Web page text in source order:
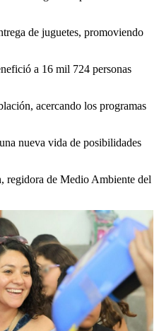
de juguetes, promoviendo
a 16 mil 724 personas
acercando los programas
nueva vida de posibilidades
regidora de Medio Ambiente del